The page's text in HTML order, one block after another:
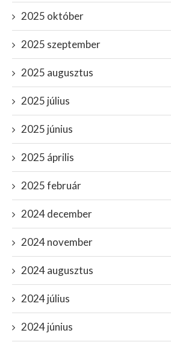
2025 október
2025 szeptember
2025 augusztus
2025 július
2025 június
2025 április
2025 február
2024 december
2024 november
2024 augusztus
2024 július
2024 június